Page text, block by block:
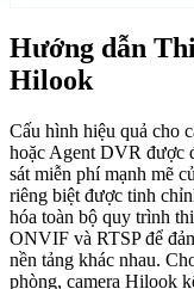
Hướng dẫn
Hilook
Cấu hình hiệu quả cho
hoặc Agent DVR được
sát miễn phí mạnh mẽ
riêng biệt được tinh
hóa toàn bộ quy trình
ONVIF và RTSP để
nền tảng khác nhau.
phòng, camera Hilook